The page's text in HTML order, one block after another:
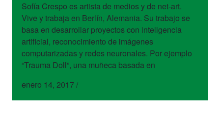
Sofía Crespo es artista de medios y de net-art.
Vive y trabaja en Berlín, Alemania. Su trabajo se
basa en desarrollar proyectos con inteligencia
artificial, reconocimiento de imágenes
computarizadas y redes neuronales. Por ejemplo
“Trauma Doll”, una muñeca basada en
enero 14, 2017/